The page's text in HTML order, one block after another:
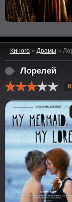
Киного » Драмы »
Лорелей